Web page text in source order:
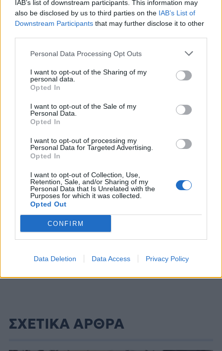
IAB’s list of downstream participants. This information may
also be disclosed by us to third parties on the IAB’s List of
Downstream Participants that may further disclose it to other
Personal Data Processing Opt Outs
I want to opt-out of the Sharing of my
personal data.
Opted In
I want to opt-out of the Sale of my
Personal Data.
Opted In
I want to opt-out of processing my
Personal Data for Targeted Advertising.
Opted In
I want to opt-out of Collection, Use,
Retention, Sale, and/or Sharing of my
Personal Data that Is Unrelated with the
Purposes for which it was collected.
Opted Out
CONFIRM
Data Deletion Data Access Privacy Policy
KC-390 Millennium: Για
εκπαίδευση στην
Πορτογαλία
προετοιμάζονται τα πρώτα
ελληνικά πληρώματα
Ιράν:
δεχτούν
ξανανοίξουν
Ορμούζ
ΔΙΑΦΗΜΙΣΗ
ΣΧΕΤΙΚΑ ΑΡΘΡΑ